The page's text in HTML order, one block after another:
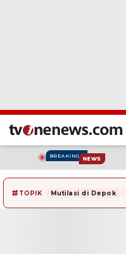
BREAKING NEWS
# TOPIK Mutilasi di Depok